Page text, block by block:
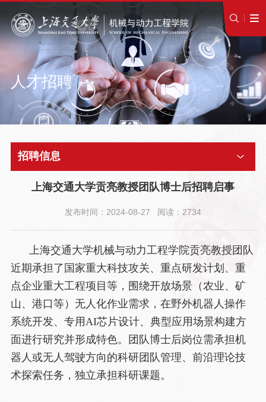
人才招聘
招聘信息
上海交通大学贡亮教授团队博士后招聘启事
发布时间：2024-08-27 阅读：2734
上海交通大学机械与动力工程学院贡亮教授团队
近期承担了国家重大科技攻关、重点研发计划、重
点企业重大工程项目等，围绕开放场景（农业、矿
山、港口等）无人化作业需求，在野外机器人操作
系统开发、专用AI芯片设计、典型应用场景构建方
面进行研究并形成特色。团队博士后岗位需承担机
器人或无人驾驶方向的科研团队管理、前沿理论技
术探索任务，独立承担科研课题。